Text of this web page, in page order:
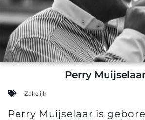
Perry Muijselaar is
Perry Muijselaar
Zakelijk